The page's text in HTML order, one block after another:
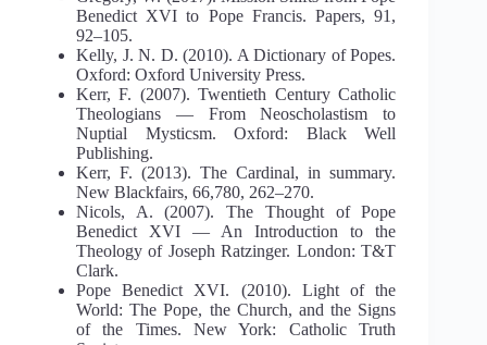
Benedict XVI to Pope Francis.Papers, 91,
92–105.
Kelly, J. N. D. (2010). A Dictionary of Popes.
Oxford: Oxford University Press.
Kerr, F. (2007).Twentieth Century Catholic
Theologians — From Neoscholastism to
Nuptial Mysticsm. Oxford: Black Well
Publishing.
Kerr, F. (2013). The Cardinal, in summary.
New Blackfairs, 66,780, 262–270.
Nicols, A. (2007).The Thought of Pope
Benedict XVI — An Introduction to the
Theology of Joseph Ratzinger. London: T&T
Clark.
Pope Benedict XVI. (2010). Light of the
World: The Pope, the Church, and the Signs
of the Times. New York: Catholic Truth